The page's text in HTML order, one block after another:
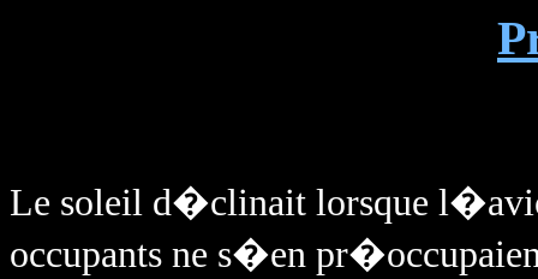
Le soleil d�clinait lorsque
occupants ne s�en